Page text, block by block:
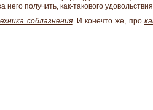
получить, как-такового
соблазнения. И конечто же, про